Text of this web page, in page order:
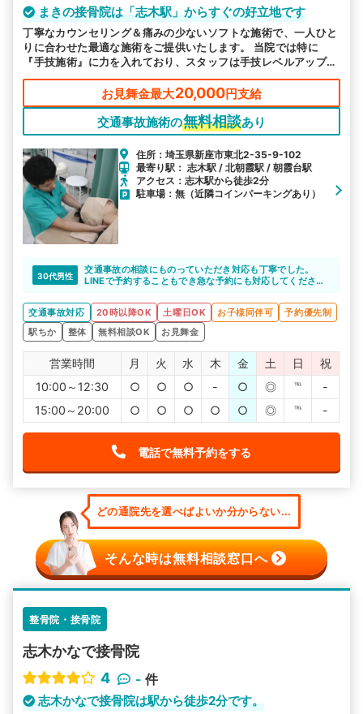
まきの接骨院は「志木駅」からすぐの好立地です
丁寧なカウンセリング＆痛みの少ないソフトな施術で、一人ひと
りに合わせた最適な施術をご提供いたします。 当院では特に
『手技施術』に力を入れており、スタッフは手技レベルアップの
ため、セミナーや研修に積極的に参加するなど、常に研鑽を続け
お見舞金最大20,000円支給
交通事故施術の無料相談あり
住所：埼玉県新座市東北2-35-9-102
最寄り駅： 志木駅 / 北朝霞駅 / 朝霞台駅
アクセス：志木駅から徒歩2分
駐車場：無（近隣コインパーキングあり）
30代男性
交通事故の相談にものっていただき対応も丁寧でした。
LINEで予約することもでき急な予約にも対応してください
ので大変楽になりました。
交通事故対応 20時以降OK 土曜日OK お子様同伴可
予約優先制
駅ちか
整体 無料相談OK お見舞金
営業時間 月 火 水 木 金 土 日
祝
10:00～12:30
○ ○ ○ - ○ ◎ ℡
-
15:00～20:00
○ ○ ○ ○ ○ ◎ ℡ -
電話で無料予約をする
どの通院先を選べばよいか分からない...
そんな時は無料相談窓口へ
整骨院・接骨院
志木かなで接骨院
4
- 件
志木かなで接骨院は駅から徒歩2分です。